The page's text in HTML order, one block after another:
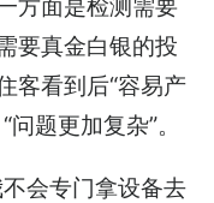
要真金白银的投
客看到后“容易产
题更加复杂”。
会专门拿设备去